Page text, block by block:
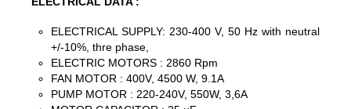
ELECTRICAL SUPPLY: 230-400 V, 50 Hz with neutral
+/-10%, thre phase,
ELECTRIC MOTORS : 2860 Rpm
FAN MOTOR : 400V, 4500 W, 9.1A
PUMP MOTOR : 220-240V, 550W, 3,6A